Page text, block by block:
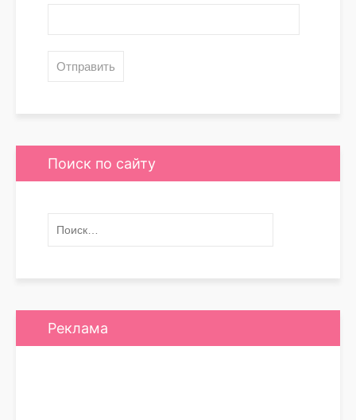
Поиск по сайту
Реклама